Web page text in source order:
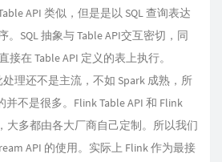
API 类似，但是是以 SQL 查询表达
。SQL 抽象与 Table API交互密切，同
接在 Table API 定义的表上执行。
处理还不是主流，不如 Spark 成熟，所
并不是很多。Flink Table API 和 Flink
大多都由各大厂商自己定制。所以我们
API 的使用。实际上 Flink 作为最接